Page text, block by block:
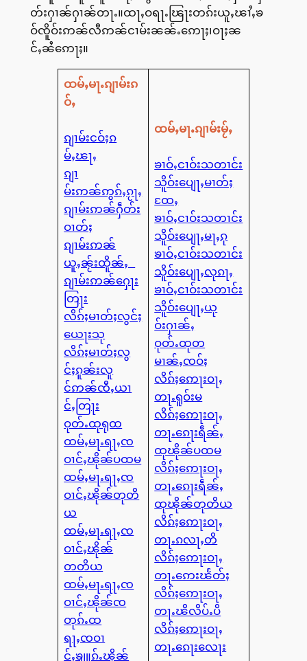
တ်းႁၢၼ်ႁၢၼ်တႃႉ။ထႃႇဝရႃႉၽြႃးတၵ်းယူႇၽၢႆႇၶ
ဝ်ၸိူဝ်းဢၼ်လီဢၼ်ငၢမ်းၼၼ်ႉဢေႃႈ၊ဝႃႈၼ
င်ႇၼႆဢေႃႈ။
ထမ်ႇမႃႉၵျၢမ်းၵ
ဝ်ႇ
ၵျၢမ်းငဝ်ႈၵ
မ်ႇၽႃႇ
ၵျၢ
မ်းဢၼ်ဢွၵ်ႇၵႂႃႇ
ၵျၢမ်းဢၼ်ႁဵတ်း
ဝၢတ်ႈ
ၵျၢမ်းဢၼ်
ယူႇၼႂ်းထိူၼ်ႇ
ၵျၢမ်းဢၼ်ႁေႃး
တြႃး
လိၵ်ႈမၢတ်ႈလွင်ႈ
ယေႃးသု
လိၵ်ႈမၢတ်ႈလွ
င်ႈၵူၼ်းလူ
င်ဢၼ်ၸီႇယၢ
င်ႇတြႃး
ဝုတ်ႉထုရုထ
ထမ်ႇမႃႉရႃႇၸ
ဝၢင်ႇၽိုၼ်ပထမ
ထမ်ႇမႃႉရႃႇၸ
ဝၢင်ႇၽိုၼ်တုတိ
ယ
ထမ်ႇမႃႉရႃႇၸ
ဝၢင်ႇၽိုၼ်
တတိယ
ထမ်ႇမႃႉရႃႇၸ
ဝၢင်ႇၽိုၼ်ၸ
တုၵ်ႉထ
ရႃႇၸဝၢ
င်ႇၶျူၵ်ႉၽိုၼ်
ထမ်ႇမႃႉၵျၢမ်းမႂ်ႇ
ၶၢဝ်ႇငၢဝ်းသတၢင်း
သိူဝ်းပျေႃႇမၢတ်ႈ
ထႄႇ
ၶၢဝ်ႇငၢဝ်းသတၢင်း
သိူဝ်းပျေႃႇမႃႇၵု
ၶၢဝ်ႇငၢဝ်းသတၢင်း
သိူဝ်းပျေႃႇလုၵႃႇ
ၶၢဝ်ႇငၢဝ်းသတၢင်း
သိူဝ်းပျေႃႇယု
ဝ်းႁၢၼ်ႇ
ဝုတ်ႉထုတ
မၢၼ်ႇၸဝ်ႈ
လိၵ်ႈဢေႃးဝႃႇ
တႃႉရူဝ်းမ
လိၵ်ႈဢေႃးဝႃႇ
တႃႉၵေႃးရဵၼ်ႇ
ထုၽိုၼ်ပထမ
လိၵ်ႈဢေႃးဝႃႇ
တႃႉၵေႃးရဵၼ်ႇ
ထုၽိုၼ်တုတိယ
လိၵ်ႈဢေႃးဝႃႇ
တႃႉၵလႃႇတိ
လိၵ်ႈဢေႃးဝႃႇ
တႃႉဢေးၽႅတ်ႈ
လိၵ်ႈဢေႃးဝႃႇ
တႃႉၽိလိပ်ႉပိ
လိၵ်ႈဢေႃးဝႃႇ
တႃႉၵေႃးလေႃး